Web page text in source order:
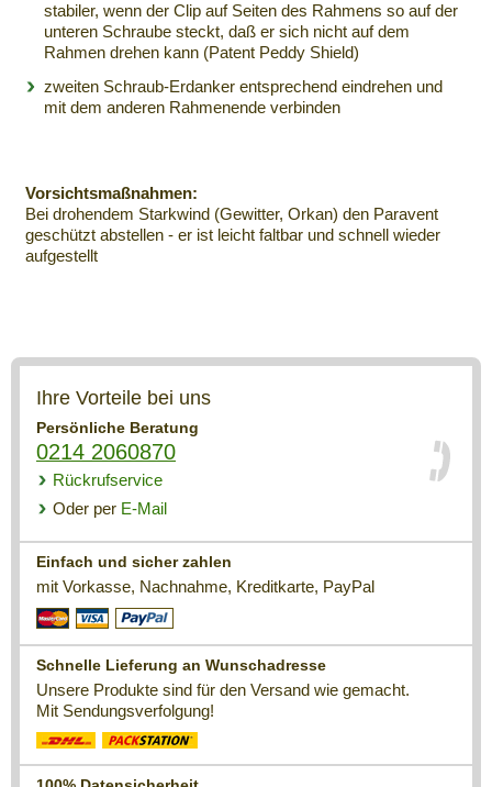
stabiler, wenn der Clip auf Seiten des Rahmens so auf der
unteren Schraube steckt, daß er sich nicht auf dem
Rahmen drehen kann (Patent Peddy Shield)
zweiten Schraub-Erdanker entsprechend eindrehen und
mit dem anderen Rahmenende verbinden
Vorsichtsmaßnahmen:
Bei drohendem Starkwind (Gewitter, Orkan) den Paravent
geschützt abstellen - er ist leicht faltbar und schnell wieder
aufgestellt
Ihre Vorteile bei uns
Persönliche Beratung
0214 2060870
Rückrufservice
Oder per E-Mail
Einfach und sicher zahlen
mit Vorkasse, Nachnahme, Kreditkarte, PayPal
Schnelle Lieferung an Wunschadresse
Unsere Produkte sind für den Versand wie gemacht.
Mit Sendungsverfolgung!